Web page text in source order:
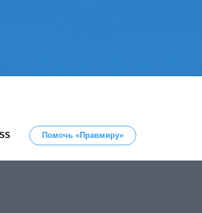
Помочь «Правмиру»